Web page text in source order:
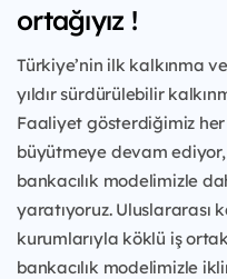
ortağıyız !
Türkiye’nin ilk kalkınma
yıldır sürdürülebilir
Faaliyet gösterdiğimiz
büyütmeye devam
bankacılık modelimizle
yaratıyoruz. Uluslararası
kurumlarıyla köklü iş
bankacılık modelimizle